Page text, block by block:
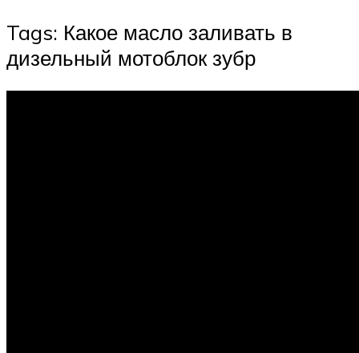
Tags: Какое масло заливать в
дизельный мотоблок зубр